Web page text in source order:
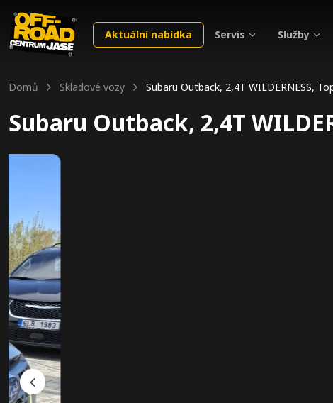
Aktuální nabídka Servis Služby
Domů Skladové vozy Subaru Outback, 2,4T WILDERNESS,
Subaru Outback, 2,4T